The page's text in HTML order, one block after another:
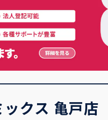
クス 亀戸店